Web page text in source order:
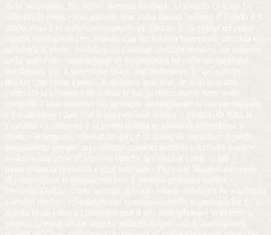
Aria Wearables, the active thermal footbed. Al mondo ci sono 14
miliardi di piedi e tutti almeno una volta hanno sofferto il freddo o il
caldo. Aria è la soluzione a questo problema. E’ la prima ed unica
soletta intelligente che, tramite una tecnologia brevettata, riscalda e/o
raffredda il piede. Assicura un costante comfort termico, dà sollievo
a chi soffre dei cambiamenti di temperatura ed offre un supporto
intelligente per il benessere fisico dell’individuo. E’ un activity
tracker che conta i passi, le distanze percorse, le kcal bruciate,
controlla la postura e monitora le tue performances; tiene sotto
controllo i tuoi obiettivi e ti permette di migliorare le tue prestazioni
e condividere i dati con il tuo personal trainer o medico di fiducia.
Features • Coldness: è la prima soletta in grado di raffreddare il
piede • Warmness: oltre al freddo, è in grado di riscaldare il piede
assicurando sempre un costante comfort termico • Activity tracker:
assicura una serie di features tipiche del tracker come conta
passi,distanza percorsa e kcal bruciate • Personal Trainer: permette
di condividere le prestazioni con il proprio personal trainer •
Personal Doctor: i dati raccolti possono essere condivisi ed analizzati
a livello medico • Smartphone: connessa tramite tecnologia BLE, la
soletta invia i dati e comunica con il tuo smartphone • Wireless: si
ricarica per induzione senza l’utilizzo di cavi usb L’innovatività